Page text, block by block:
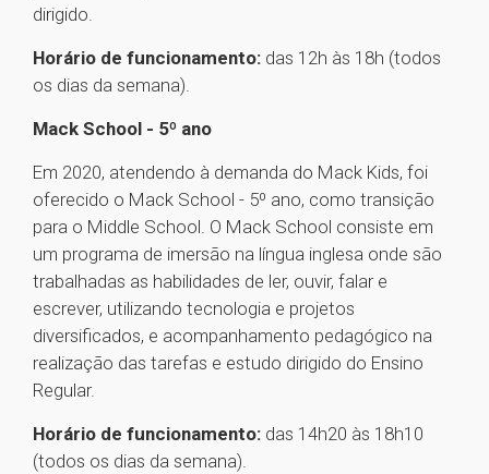
dirigido.
Horário de funcionamento: das 12h às 18h (todos
os dias da semana).
Mack School - 5º ano
Em 2020, atendendo à demanda do Mack Kids, foi
oferecido o Mack School - 5º ano, como transição
para o Middle School. O Mack School consiste em
um programa de imersão na língua inglesa onde são
trabalhadas as habilidades de ler, ouvir, falar e
escrever, utilizando tecnologia e projetos
diversificados, e acompanhamento pedagógico na
realização das tarefas e estudo dirigido do Ensino
Regular.
Horário de funcionamento: das 14h20 às 18h10
(todos os dias da semana).